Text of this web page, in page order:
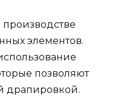
производстве
элементов.
позволяют
драпировкой.